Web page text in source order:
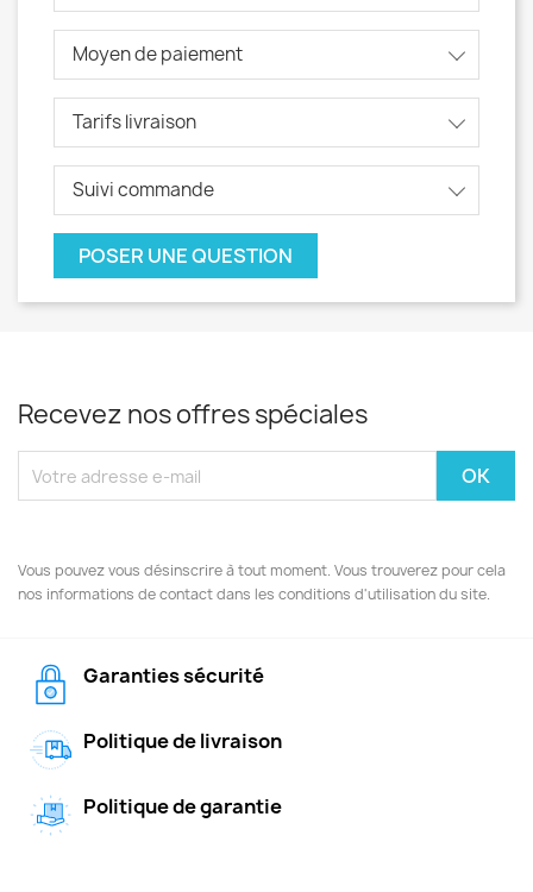
Moyen de paiement
Tarifs livraison
Suivi commande
POSER UNE QUESTION
Recevez nos offres spéciales
Vous pouvez vous désinscrire à tout moment. Vous trouverez pour cela
nos informations de contact dans les conditions d'utilisation du site.
Garanties sécurité
Politique de livraison
Politique de garantie